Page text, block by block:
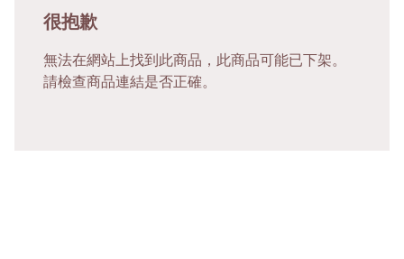
很抱歉
無法在網站上找到此商品，此商品可能已下架。
請檢查商品連結是否正確。